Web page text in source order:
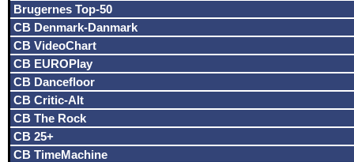
Brugernes Top-50
CB Denmark-Danmark
CB VideoChart
CB EUROPlay
CB Dancefloor
CB Critic-Alt
CB The Rock
CB 25+
CB TimeMachine